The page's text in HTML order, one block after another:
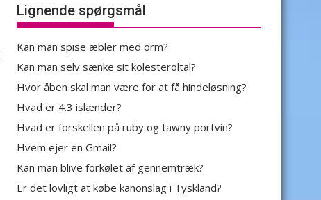
Lignende spørgsmål
Kan man spise æbler med orm?
Kan man selv sænke sit kolesteroltal?
Hvor åben skal man være for at få hindeløsning?
Hvad er 4.3 islænder?
Hvad er forskellen på ruby og tawny portvin?
Hvem ejer en Gmail?
Kan man blive forkølet af gennemtræk?
Er det lovligt at købe kanonslag i Tyskland?